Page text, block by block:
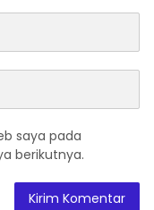
saya pada
berikutnya.